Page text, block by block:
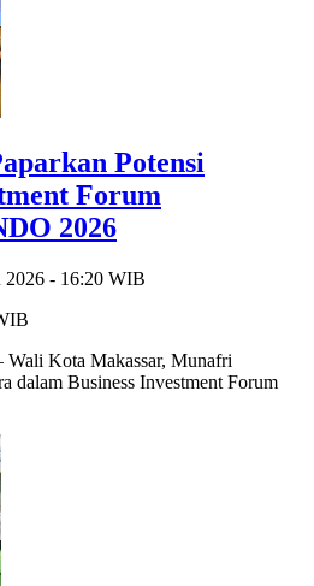
Potensi
Forum
2026
2026 - 16:20 WIB
Kota Makassar, Munafri
dalam Business Investment Forum